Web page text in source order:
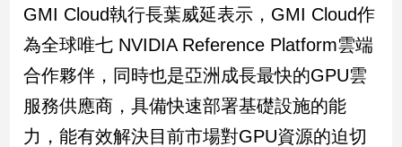
灣
點
台
灣
GMI Cloud執行長葉威延表示，GMI Cloud作
為全球唯七 NVIDIA Reference Platform雲端
合作夥伴，同時也是亞洲成長最快的GPU雲
服務供應商，具備快速部署基礎設施的能
力，能有效解決目前市場對GPU資源的迫切